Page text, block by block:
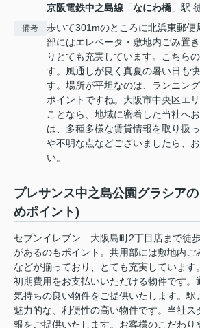
京阪電鉄中之島線 「なにわ橋 」駅
備考
歩いて301mのところに北浜東郵便
部にはエレベータ・敷地内ごみ置
りとても充実しています。こちら
す。風通しが良く真夏の暑い日も
す。場所が平坦なのは、ランニン
ポイントですね。大阪市中央区エ
ことなら、地域に密着した当社へ
は、多種多様な賃貸情報を取り扱
や不明な点などございましたら、
い。
プレサンス中之島公園グラシア
めポイント)
セブンイレブン 大阪島町2丁目店まで徒
があるのもポイント。共用部には敷地内ご
などが揃っており、とても充実していま
初期費用をお支払いいただける物件です。
気持ちの良い物件をご提供いたします。駅
魅力的な、利便性の高い物件です。当社
報をご提供いたします。お客様のこだわり